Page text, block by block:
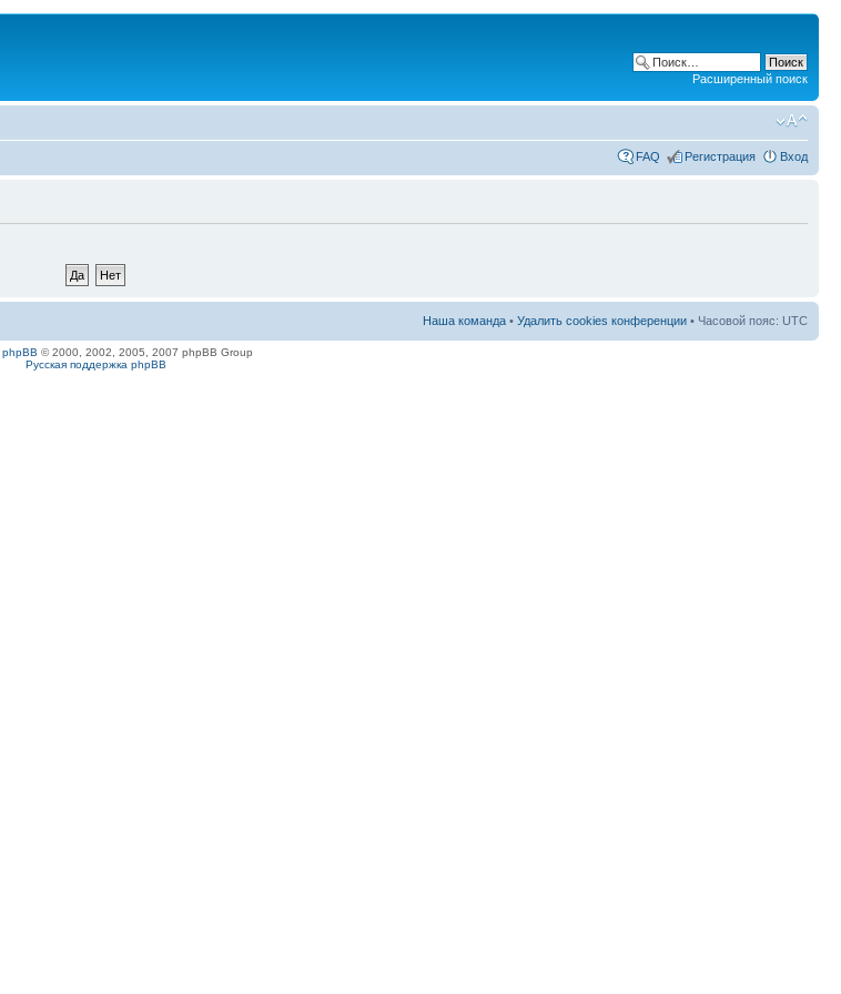
Расширенный поиск
FAQ Регистрация Вход
Наша команда • Удалить cookies конференции • Часовой пояс: UTC
phpBB © 2000, 2002, 2005, 2007 phpBB Group
Русская поддержка phpBB